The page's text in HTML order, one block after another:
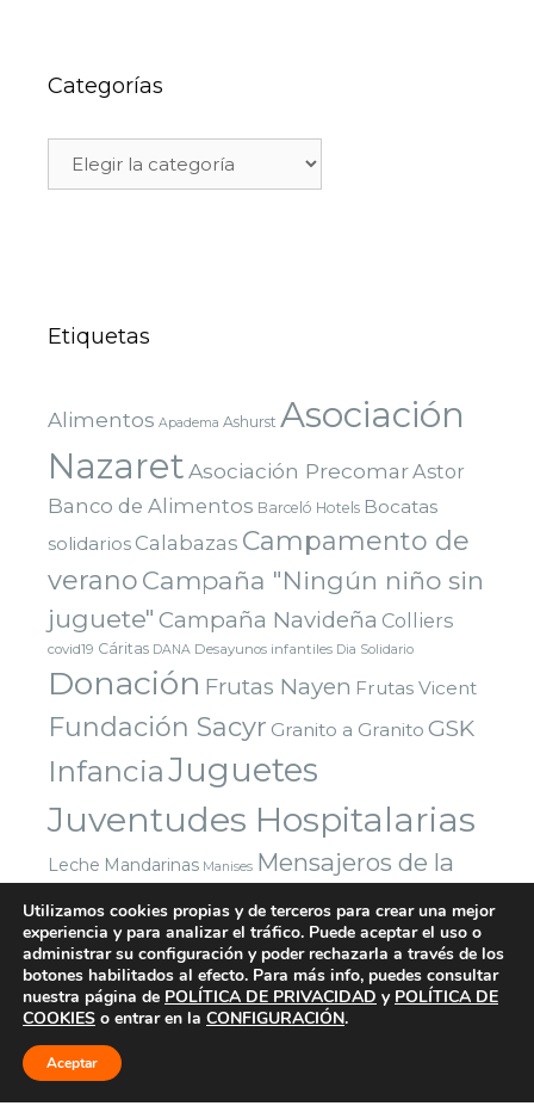
Categorías
Etiquetas
Alimentos Apadema Ashurst Asociación
NazaretAsociación PrecomarAstor
Banco de Alimentos Barceló Hotels Bocatas
solidarios Calabazas Campamento de
verano Campaña "Ningún niño sin
juguete" Campaña Navideña Colliers
covid19 Cáritas DANA Desayunos infantiles Dia Solidario
Donación Frutas Nayen Frutas Vicent
Fundación Sacyr Granito a Granito GSK
InfanciaJuguetes
Juventudes Hospitalarias
Leche Mandarinas Manises Mensajeros de la
Paz Montealto Navidad Nazaret Paradigma Digital
Parla Premio Red Solidaria Bankia Reyes Magos
Sorteo Valencia VoluntariosVuelta al coleYuncos
Utilizamos cookies propias y de terceros para crear una mejor
experiencia y para analizar el tráfico. Puede aceptar el uso o
administrar su configuración y poder rechazarla a través de los
botones habilitados al efecto. Para más info, puedes consultar
nuestra página de POLÍTICA DE PRIVACIDAD y POLÍTICA DE
COOKIES o entrar en la CONFIGURACIÓN.
Aceptar